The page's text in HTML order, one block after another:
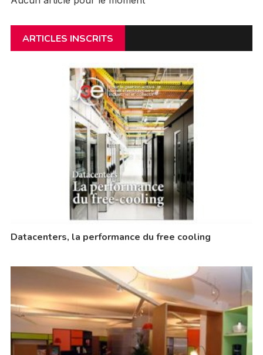
ARTICLES INSCRITS
Datacenters, la performance du free cooling